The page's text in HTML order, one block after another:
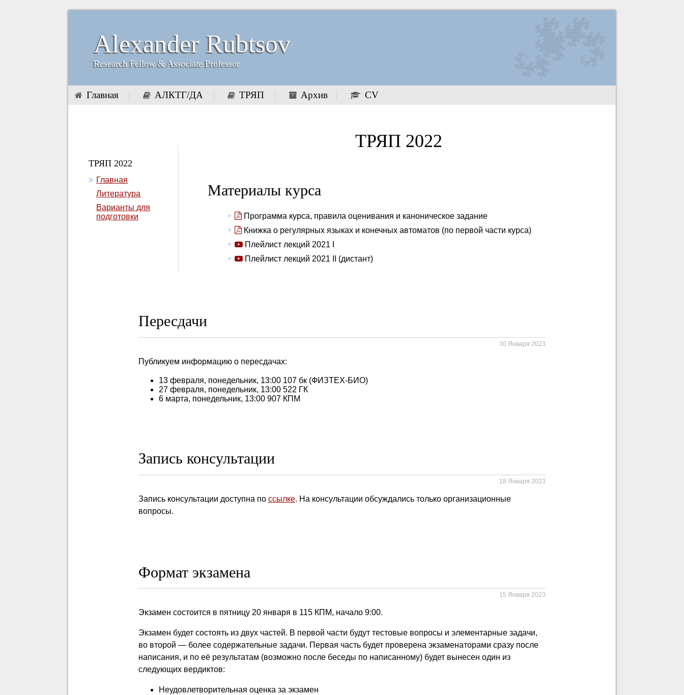
Alexander Rubtsov
Research Fellow & Associate Professor
Главная АЛКТГ/ДА ТРЯП Архив CV
ТРЯП 2022
Главная
Литература
Варианты для
подготовки
ТРЯП 2022
Материалы курса
Программа курса, правила оценивания и каноническое задание
Книжка о регулярных языках и конечных автоматов (по первой части курса)
Плейлист лекций 2021 I
Плейлист лекций 2021 II (дистант)
Пересдачи
30 Января 2023
Публикуем информацию о пересдачах:
13 февраля, понедельник, 13:00 107 бк (ФИЗТЕХ-БИО)
27 февраля, понедельник, 13:00 522 ГК
6 марта, понедельник, 13:00 907 КПМ
Запись консультации
18 Января 2023
Запись консультации доступна по ссылке. На консультации обсуждались только организационные
вопросы.
Формат экзамена
15 Января 2023
Экзамен состоится в пятницу 20 января в 115 КПМ, начало 9:00.
Экзамен будет состоять из двух частей. В первой части будут тестовые вопросы и элементарные задачи,
во второй — более содержательные задачи. Первая часть будет проверена экзаменаторами сразу после
написания, и по её результатам (возможно после беседы по написанному) будет вынесен один из
следующих вердиктов:
Неудовлетворительная оценка за экзамен